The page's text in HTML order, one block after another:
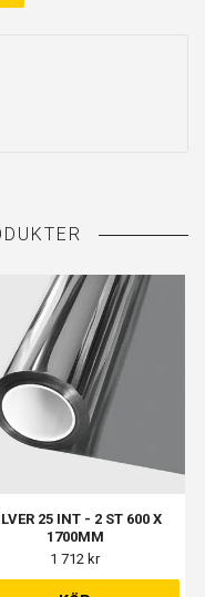
25 INT - 2 ST 600 X
1700MM
1 712 kr